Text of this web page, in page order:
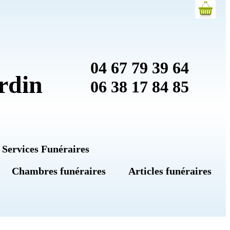
04 67 79 39 64
06 38 17 84 85
Funéraires
Chambres funéraires
Articles funéraires